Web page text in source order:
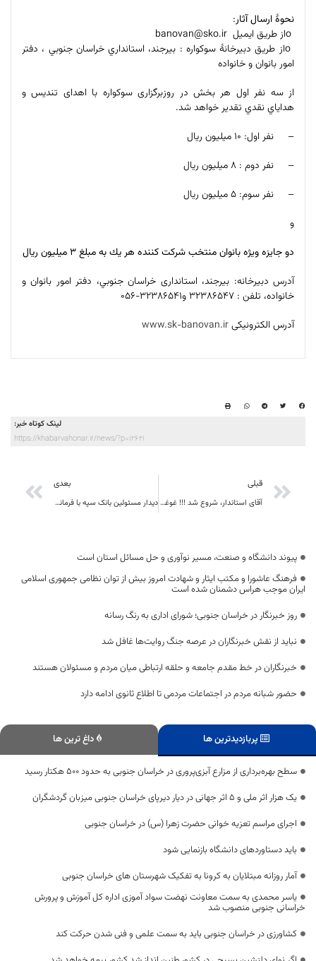
نحوۀ ارسال آثار:
oاز طریق ایميل banovan@sko.ir
oاز طریق دبیرخانۀ سوکواره : بيرجند، استانداري خراسان جنوبي ، دفتر
امور بانوان و خانواده
از سه نفر اول هر بخش در روزبرگزاری سوکواره با اهدای تنديس و
هداياي نقدي تقدير خواهد شد.
– نفر اول: ۱۰ میلیون ريال
– نفر دوم : ۸ میلیون ريال
– نفر سوم: ۵ میلیون ريال
و
دو جایزه ویژه بانوان منتخب شرکت کننده هر يك به مبلغ ۳ ميليون ريال
آدرس دبیرخانه: بیرجند، استانداری خراسان جنوبي، دفتر امور بانوان و
خانواده، تلفن : ۳۲۳۸۶۵۴۷ و۳۲۳۸۶۵۴۱-۰۵۶
آدرس الکترونیکیwww.sk-banovan.ir
لینک کوتاه خبر:
https://khabarvahonar.ir/news/?p=12621
قبلی
آقای استاندار، شروع شد !!! غوغا سالاری جریان خاص در استان
بعدی
دیدار مسئولین بانک سپه با فرماندهی نیروی انتظامی استان در هفته نیروی انتظامی
پیوند دانشگاه و صنعت، مسیر نوآوری و حل مسائل استان است
فرهنگ عاشورا و مکتب ایثار و شهادت امروز بیش از توان نظامی جمهوری اسلامی
ایران موجب هراس دشمنان شده است
روز خبرنگار در خراسان جنوبی؛ شورای اداری به رنگ رسانه
نباید از نقش خبرنگاران در عرصه جنگ روایت‌ها غافل شد
خبرنگاران در خط مقدم جامعه و حلقه ارتباطی میان مردم و مسئولان هستند
حضور شبانه مردم در اجتماعات مردمی تا اطلاع ثانوی ادامه دارد
پربازدیدترین ها داغ ترین ها
سطح بهره‌برداری از مزارع آبزی‌پروری در خراسان جنوبی به حدود 500 هکتار رسید
یک هزار اثر ملی و 5 اثر جهانی در دیار دیرپای خراسان جنوبی میزبان گردشگران
اجرای مراسم تعزیه خوانی حضرت زهرا (س) در خراسان جنوبی
باید دستاوردهای دانشگاه بازنمایی شود
آمار روزانه مبتلایان به کرونا به تفکیک شهرستان های خراسان جنوبی
یاسر محمدی به سمت معاونت نهضت سواد آموزی اداره كل آموزش و پرورش
خراسانی جنوبی منصوب شد
کشاورزی در خراسان جنوبی باید به سمت علمی و فنی شدن حرکت کند